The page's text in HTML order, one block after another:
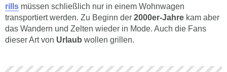
rills müssen schließlich nur in einem Wohnwagen
transportiert werden. Zu Beginn der 2000er-Jahre kam aber
das Wandern und Zelten wieder in Mode. Auch die Fans
dieser Art von Urlaub wollen grillen.